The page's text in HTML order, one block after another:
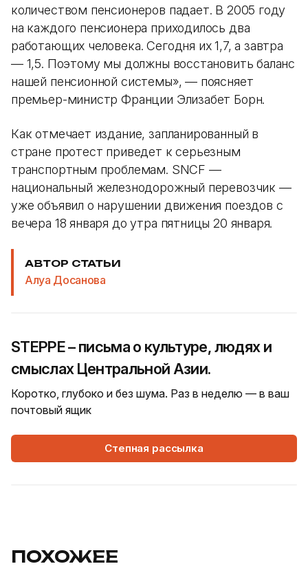
количеством пенсионеров падает. В 2005 году
на каждого пенсионера приходилось два
работающих человека. Сегодня их 1,7, а завтра
— 1,5. Поэтому мы должны восстановить баланс
нашей пенсионной системы»‎, — поясняет
премьер-министр Франции Элизабет Борн.
Как отмечает издание, запланированный в
стране протест приведет к серьезным
транспортным проблемам. SNCF —
национальный железнодорожный перевозчик —
уже объявил о нарушении движения поездов c
вечера 18 января до утра пятницы 20 января.
АВТОР СТАТЬИ
Алуа Досанова
STEPPE – письма о культуре, людях и
смыслах Центральной Азии.
Коротко, глубоко и без шума. Раз в неделю — в ваш
почтовый ящик
Степная рассылка
ПОХОЖЕЕ